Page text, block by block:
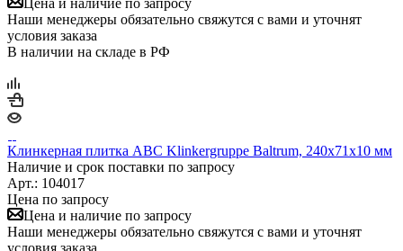
Наши менеджеры обязательно свяжутся с вами и уточнят
условия заказа
В наличии на складе в РФ
Клинкерная плитка ABC Klinkergruppe Baltrum, 240х71х10 мм
Наличие и срок поставки по запросу
Арт.: 104017
Цена по запросу
Цена и наличие по запросу
Наши менеджеры обязательно свяжутся с вами и уточнят
условия заказа